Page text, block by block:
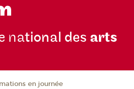
national des arts
en journée